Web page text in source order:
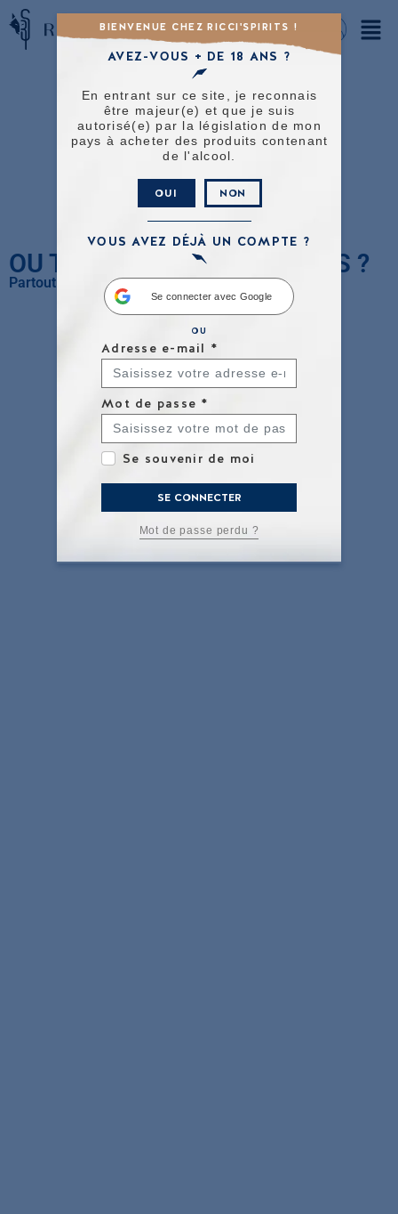
OU TROUVER NOS PRODUITS ?
Partout en france
BIENVENUE CHEZ RICCI'SPIRITS !
AVEZ-VOUS + DE 18 ANS ?
En entrant sur ce site, je reconnais
être majeur(e) et que je suis
autorisé(e) par la législation de mon
pays à acheter des produits contenant
de l'alcool.
OUI NON
VOUS AVEZ DÉJÀ UN COMPTE ?
Se connecter avec Google
OU
Adresse e-mail *
Mot de passe *
Se souvenir de moi
SE CONNECTER
Mot de passe perdu ?